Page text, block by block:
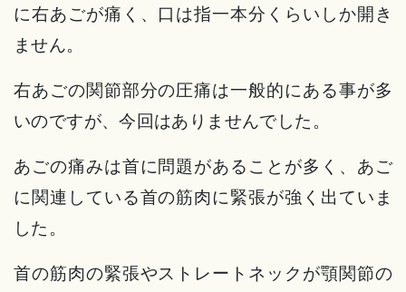
に右あごが痛く、口は指一本分くらいしか開き
ません。
右あごの関節部分の圧痛は一般的にある事が多
いのですが、今回はありませんでした。
あごの痛みは首に問題があることが多く、あご
に関連している首の筋肉に緊張が強く出ていま
した。
首の筋肉の緊張やストレートネックが顎関節の